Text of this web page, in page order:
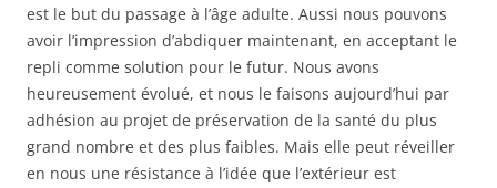
est le but du passage à l’âge adulte. Aussi nous pouvons
avoir l’impression d’abdiquer maintenant, en acceptant le
repli comme solution pour le futur. Nous avons
heureusement évolué, et nous le faisons aujourd’hui par
adhésion au projet de préservation de la santé du plus
grand nombre et des plus faibles. Mais elle peut réveiller
en nous une résistance à l’idée que l’extérieur est